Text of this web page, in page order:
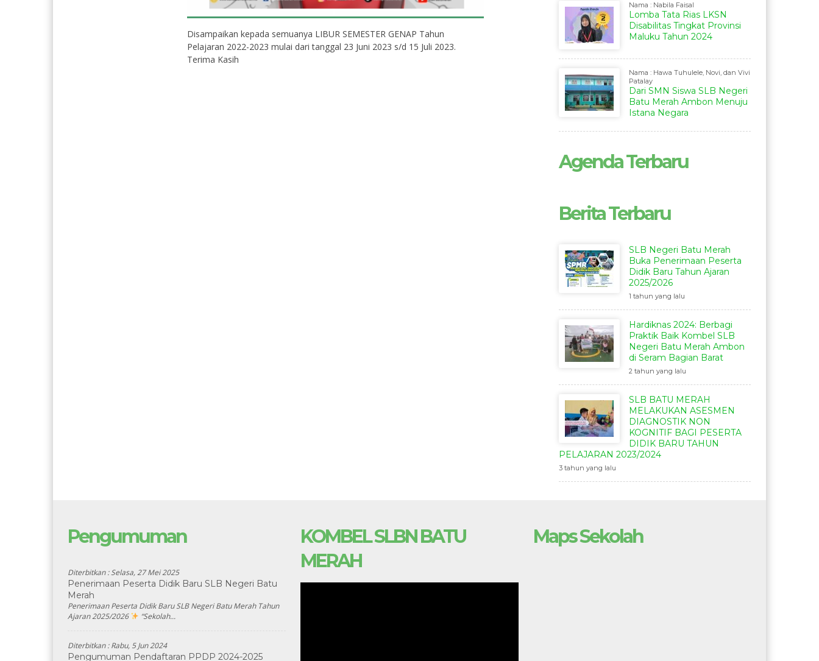
Disampaikan kepada semuanya LIBUR SEMESTER GENAP Tahun
Pelajaran 2022-2023 mulai dari tanggal 23 Juni 2023 s/d 15 Juli 2023.
Terima Kasih
Nama : Nabila Faisal
Lomba Tata Rias LKSN
Disabilitas Tingkat Provinsi
Maluku Tahun 2024
Nama : Hawa Tuhulele, Novi, dan Vivi
Patalay
Dari SMN Siswa SLB Negeri
Batu Merah Ambon Menuju
Istana Negara
Agenda Terbaru
Berita Terbaru
SLB Negeri Batu Merah
Buka Penerimaan Peserta
Didik Baru Tahun Ajaran
2025/2026
1 tahun yang lalu
Hardiknas 2024: Berbagi
Praktik Baik Kombel SLB
Negeri Batu Merah Ambon
di Seram Bagian Barat
2 tahun yang lalu
SLB BATU MERAH
MELAKUKAN ASESMEN
DIAGNOSTIK NON
KOGNITIF BAGI PESERTA
DIDIK BARU TAHUN
PELAJARAN 2023/2024
3 tahun yang lalu
Pengumuman
Diterbitkan :Selasa, 27 Mei 2025
Penerimaan Peserta Didik Baru SLB Negeri Batu
Merah
Penerimaan Peserta Didik Baru SLB Negeri Batu Merah Tahun
Ajaran 2025/2026
“Sekolah...
Diterbitkan :Rabu, 5 Jun 2024
Pengumuman Pendaftaran PPDP 2024-2025
KOMBEL SLBN BATU
MERAH
Maps Sekolah